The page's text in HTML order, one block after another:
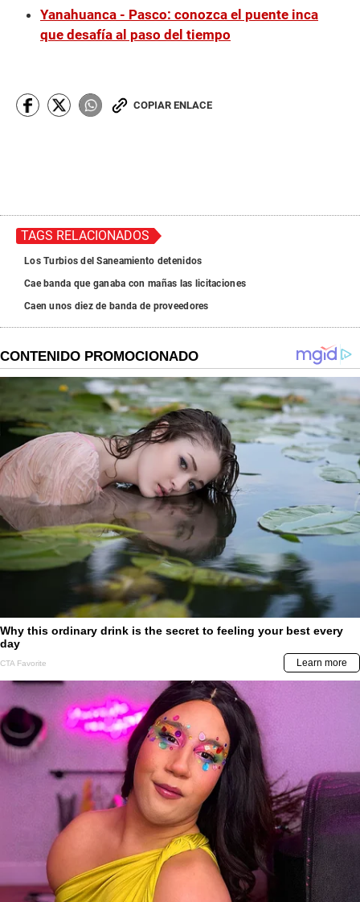
Yanahuanca - Pasco: conozca el puente inca
que desafía al paso del tiempo
COPIAR ENLACE
TAGS RELACIONADOS
Los Turbios del Saneamiento detenidos
Cae banda que ganaba con mañas las licitaciones
Caen unos diez de banda de proveedores